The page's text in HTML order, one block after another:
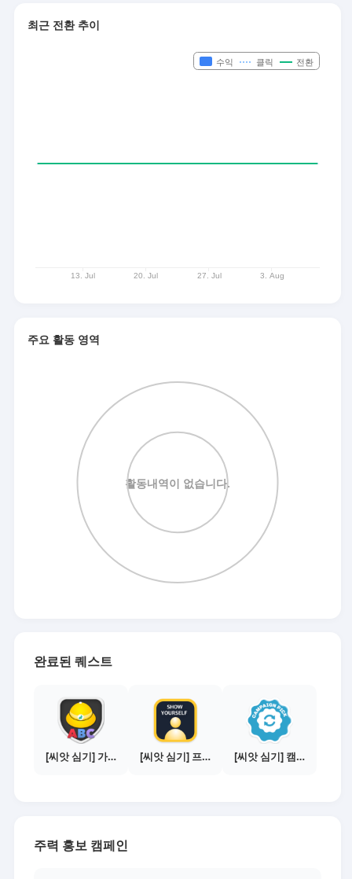
최근 전환 추이
주요 활동 영역
완료된 퀘스트
[씨앗 심기] 가이드보기 - 매체별 활동 가이드 [씨앗 심기] 프로필 사진 등록하기 [씨앗 심기] 캠페인 선택하기 - PICK 1개
주력 홍보 캠페인